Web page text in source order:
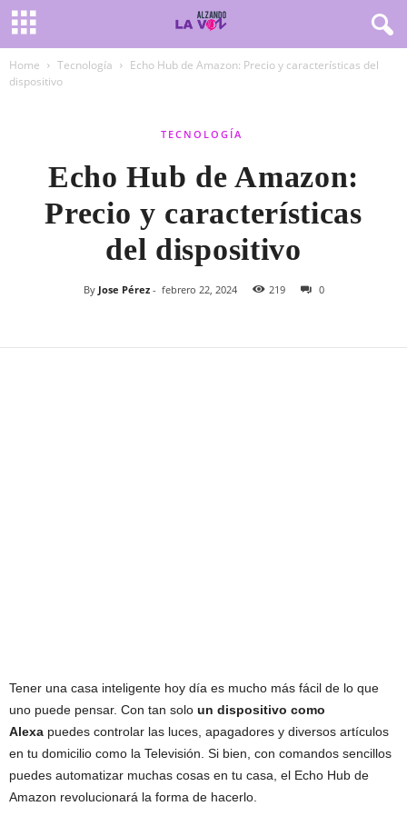
Home Tecnología
Echo Hub de Amazon: Precio y características del
dispositivo
TECNOLOGÍA
Echo Hub de Amazon:
Precio y características
del dispositivo
By Jose Pérez- febrero 22, 2024 219 0
Tener una casa inteligente hoy día es mucho más fácil de lo que
uno puede pensar. Con tan solo un dispositivo como
Alexa puedes controlar las luces, apagadores y diversos artículos
en tu domicilio como la Televisión. Si bien, con comandos sencillos
puedes automatizar muchas cosas en tu casa, el Echo Hub de
Amazon revolucionará la forma de hacerlo.